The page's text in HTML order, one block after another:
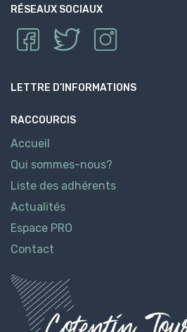
RÉSEAUX SOCIAUX
LETTRE D’INFORMATIONS
RACCOURCIS
Accueil
Qui sommes-nous?
Liste des adhérents
Actualités
Espace PRO
Contact